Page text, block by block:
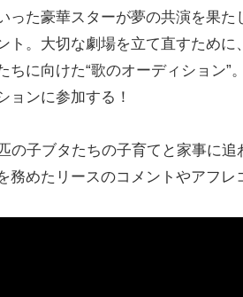
った豪華スターが夢の共演を果
ト。大切な劇場を立て直すため
ちに向けた“歌のオーディション
ョンに参加する！
の子ブタたちの子育てと家事に
務めたリースのコメントやアフレ